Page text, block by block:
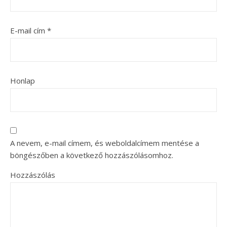
E-mail cím *
Honlap
A nevem, e-mail címem, és weboldalcímem mentése a
böngészőben a következő hozzászólásomhoz.
Hozzászólás